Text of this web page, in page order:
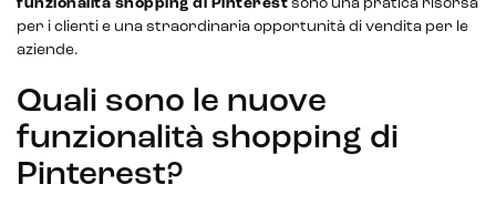
Customer service management
funzionalità shopping di Pinterest sono una pratica risorsa
per i clienti e una straordinaria opportunità di vendita per le
aziende.
Quali sono le nuove
funzionalità shopping di
Pinterest?